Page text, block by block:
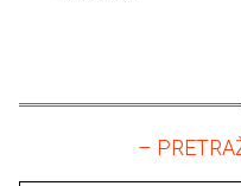
–